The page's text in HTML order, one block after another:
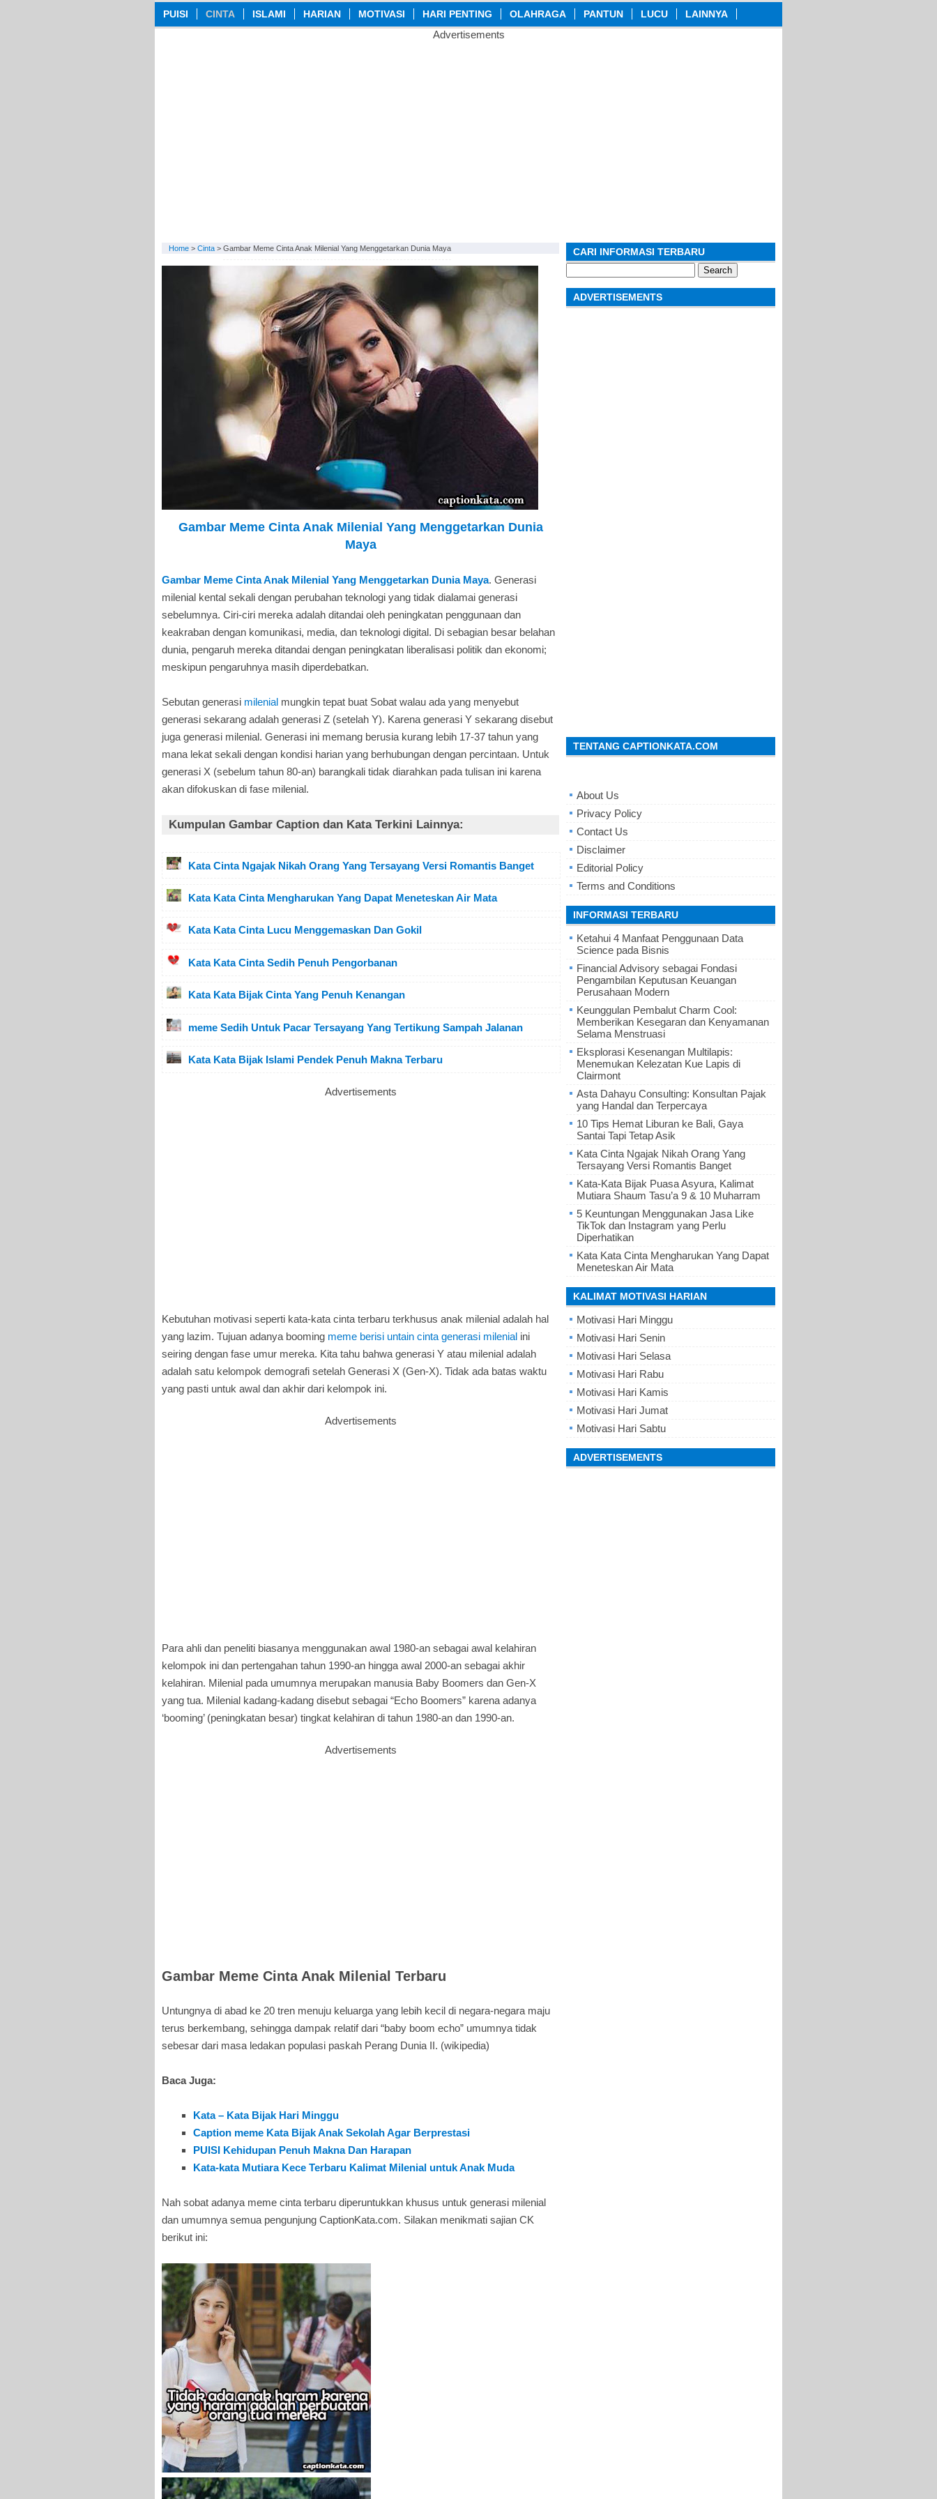
PUISI CINTA ISLAMI HARIAN MOTIVASI HARI PENTING OLAHRAGA PANTUN LUCU LAINNYA
Advertisements
Home > Cinta > Gambar Meme Cinta Anak Milenial Yang Menggetarkan Dunia Maya
Gambar Meme Cinta Anak Milenial Yang Menggetarkan Dunia
Maya
Gambar Meme Cinta Anak Milenial Yang Menggetarkan Dunia Maya. Generasi
milenial kental sekali dengan perubahan teknologi yang tidak dialamai generasi
sebelumnya. Ciri-ciri mereka adalah ditandai oleh peningkatan penggunaan dan
keakraban dengan komunikasi, media, dan teknologi digital. Di sebagian besar belahan
dunia, pengaruh mereka ditandai dengan peningkatan liberalisasi politik dan ekonomi;
meskipun pengaruhnya masih diperdebatkan.
Sebutan generasi milenial mungkin tepat buat Sobat walau ada yang menyebut
generasi sekarang adalah generasi Z (setelah Y). Karena generasi Y sekarang disebut
juga generasi milenial. Generasi ini memang berusia kurang lebih 17-37 tahun yang
mana lekat sekali dengan kondisi harian yang berhubungan dengan percintaan. Untuk
generasi X (sebelum tahun 80-an) barangkali tidak diarahkan pada tulisan ini karena
akan difokuskan di fase milenial.
Kumpulan Gambar Caption dan Kata Terkini Lainnya:
Kata Cinta Ngajak Nikah Orang Yang Tersayang Versi Romantis Banget
Kata Kata Cinta Mengharukan Yang Dapat Meneteskan Air Mata
Kata Kata Cinta Lucu Menggemaskan Dan Gokil
Kata Kata Cinta Sedih Penuh Pengorbanan
Kata Kata Bijak Cinta Yang Penuh Kenangan
meme Sedih Untuk Pacar Tersayang Yang Tertikung Sampah Jalanan
Kata Kata Bijak Islami Pendek Penuh Makna Terbaru
Advertisements
Kebutuhan motivasi seperti kata-kata cinta terbaru terkhusus anak milenial adalah hal
yang lazim. Tujuan adanya booming meme berisi untain cinta generasi milenial ini
seiring dengan fase umur mereka. Kita tahu bahwa generasi Y atau milenial adalah
adalah satu kelompok demografi setelah Generasi X (Gen-X). Tidak ada batas waktu
yang pasti untuk awal dan akhir dari kelompok ini.
Advertisements
Para ahli dan peneliti biasanya menggunakan awal 1980-an sebagai awal kelahiran
kelompok ini dan pertengahan tahun 1990-an hingga awal 2000-an sebagai akhir
kelahiran. Milenial pada umumnya merupakan manusia Baby Boomers dan Gen-X
yang tua. Milenial kadang-kadang disebut sebagai “Echo Boomers” karena adanya
‘booming’ (peningkatan besar) tingkat kelahiran di tahun 1980-an dan 1990-an.
Advertisements
Gambar Meme Cinta Anak Milenial Terbaru
Untungnya di abad ke 20 tren menuju keluarga yang lebih kecil di negara-negara maju
terus berkembang, sehingga dampak relatif dari “baby boom echo” umumnya tidak
sebesar dari masa ledakan populasi paskah Perang Dunia II. (wikipedia)
Baca Juga:
Kata – Kata Bijak Hari Minggu
Caption meme Kata Bijak Anak Sekolah Agar Berprestasi
PUISI Kehidupan Penuh Makna Dan Harapan
Kata-kata Mutiara Kece Terbaru Kalimat Milenial untuk Anak Muda
Nah sobat adanya meme cinta terbaru diperuntukkan khusus untuk generasi milenial
dan umumnya semua pengunjung CaptionKata.com. Silakan menikmati sajian CK
berikut ini:
CARI INFORMASI TERBARU
for:
ADVERTISEMENTS
TENTANG CAPTIONKATA.COM
About Us
Privacy Policy
Contact Us
Disclaimer
Editorial Policy
Terms and Conditions
INFORMASI TERBARU
Ketahui 4 Manfaat Penggunaan Data
Science pada Bisnis
Financial Advisory sebagai Fondasi
Pengambilan Keputusan Keuangan
Perusahaan Modern
Keunggulan Pembalut Charm Cool:
Memberikan Kesegaran dan Kenyamanan
Selama Menstruasi
Eksplorasi Kesenangan Multilapis:
Menemukan Kelezatan Kue Lapis di
Clairmont
Asta Dahayu Consulting: Konsultan Pajak
yang Handal dan Terpercaya
10 Tips Hemat Liburan ke Bali, Gaya
Santai Tapi Tetap Asik
Kata Cinta Ngajak Nikah Orang Yang
Tersayang Versi Romantis Banget
Kata-Kata Bijak Puasa Asyura, Kalimat
Mutiara Shaum Tasu’a 9 & 10 Muharram
5 Keuntungan Menggunakan Jasa Like
TikTok dan Instagram yang Perlu
Diperhatikan
Kata Kata Cinta Mengharukan Yang Dapat
Meneteskan Air Mata
KALIMAT MOTIVASI HARIAN
Motivasi Hari Minggu
Motivasi Hari Senin
Motivasi Hari Selasa
Motivasi Hari Rabu
Motivasi Hari Kamis
Motivasi Hari Jumat
Motivasi Hari Sabtu
ADVERTISEMENTS